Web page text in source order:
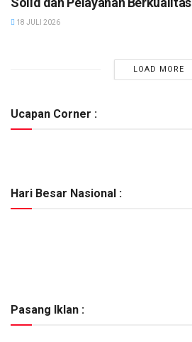
18 JULI 2026
LOAD MORE
Ucapan Corner :
Hari Besar Nasional :
Pasang Iklan :